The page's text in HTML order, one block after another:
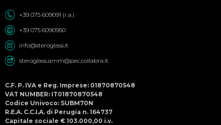
+39 075 609091 (r.a.)
+39 075 6090950
info@steroglass.it
steroglass.amm@pec.collabra.it
C.F. P. IVA e Reg. Imprese: 01870870548
VAT NUMBER: IT01870870548
Codice Univoco: SUBM70N
R.E.A. C.C.I.A. di Perugia n. 164737
Capitale sociale € 103.000,00 i.v.